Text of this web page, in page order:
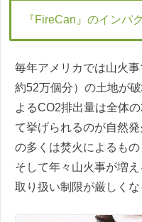
『FireCan』のインパ
毎年アメリカでは山火
約52万個分）の土地が
よるCO2排出量は全体
て挙げられるのが自然
の多くは焚火によるもの
そして年々山火事が増
取り扱い制限が厳しくな